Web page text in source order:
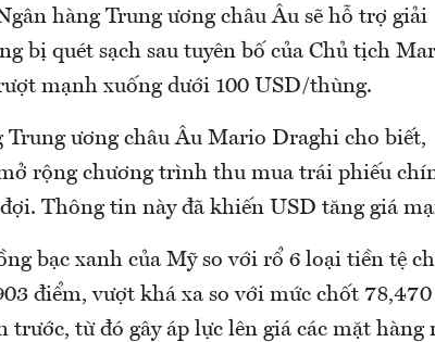
hàng Trung ương châu Âu sẽ hỗ trợ giải
bị quét sạch sau tuyên bố của Chủ tịch
mạnh xuống dưới 100 USD/thùng.
ương châu Âu Mario Draghi cho biết,
rộng chương trình thu mua trái phiếu
Thông tin này đã khiến USD tăng giá
bạc xanh của Mỹ so với rổ 6 loại tiền tệ
điểm, vượt khá xa so với mức chốt 78,470
từ đó gây áp lực lên giá các mặt hàng